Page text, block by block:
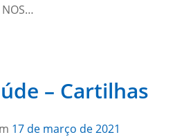
NOS…
– Cartilhas
17 de março de 2021